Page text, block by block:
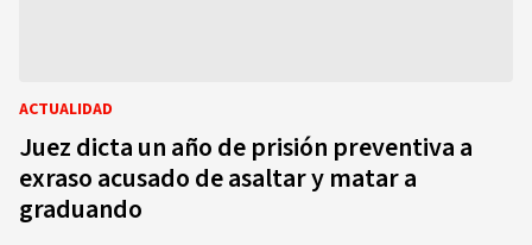
ACTUALIDAD
Juez dicta un año de prisión preventiva a
exraso acusado de asaltar y matar a
graduando